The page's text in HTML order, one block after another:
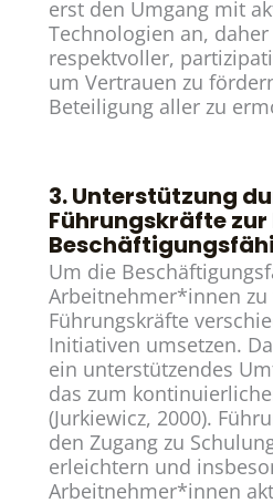
erst den Umgang mit
Technologien an,
respektvoller,
um Vertrauen zu
Beteiligung aller zu
3. Unterstützung
Führungskräfte
Um die
Arbeitnehmer*innen
Führungskräfte
Initiativen umsetzen.
ein unterstützendes
das zum
(Jurkiewicz, 2000).
den Zugang zu
erleichtern und
Arbeitnehmer*innen